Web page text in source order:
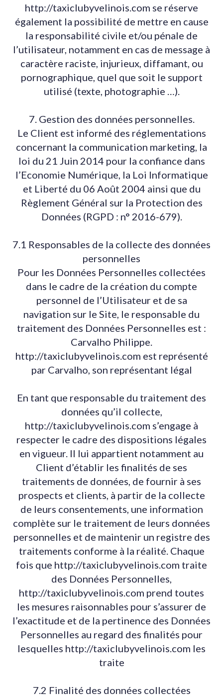
http://taxiclubyvelinois.com se réserve
également la possibilité de mettre en cause
la responsabilité civile et/ou pénale de
l’utilisateur, notamment en cas de message à
caractère raciste, injurieux, diffamant, ou
pornographique, quel que soit le support
utilisé (texte, photographie …).
7. Gestion des données personnelles.
Le Client est informé des réglementations
concernant la communication marketing, la
loi du 21 Juin 2014 pour la confiance dans
l’Economie Numérique, la Loi Informatique
et Liberté du 06 Août 2004 ainsi que du
Règlement Général sur la Protection des
Données (RGPD : n° 2016-679).
7.1 Responsables de la collecte des données
personnelles
Pour les Données Personnelles collectées
dans le cadre de la création du compte
personnel de l’Utilisateur et de sa
navigation sur le Site, le responsable du
traitement des Données Personnelles est :
Carvalho Philippe.
http://taxiclubyvelinois.com est représenté
par Carvalho, son représentant légal
En tant que responsable du traitement des
données qu’il collecte,
http://taxiclubyvelinois.com s’engage à
respecter le cadre des dispositions légales
en vigueur. Il lui appartient notamment au
Client d’établir les finalités de ses
traitements de données, de fournir à ses
prospects et clients, à partir de la collecte
de leurs consentements, une information
complète sur le traitement de leurs données
personnelles et de maintenir un registre des
traitements conforme à la réalité. Chaque
fois que http://taxiclubyvelinois.com traite
des Données Personnelles,
http://taxiclubyvelinois.com prend toutes
les mesures raisonnables pour s’assurer de
l’exactitude et de la pertinence des Données
Personnelles au regard des finalités pour
lesquelles http://taxiclubyvelinois.com les
traite
7.2 Finalité des données collectées